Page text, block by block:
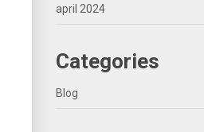
april 2024
Categories
Blog